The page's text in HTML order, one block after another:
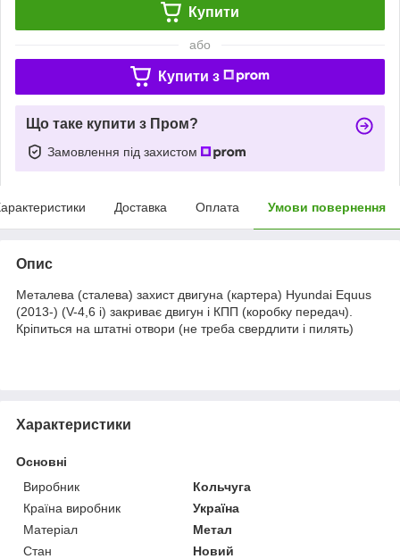
Купити
або
Купити з
Що таке купити з Пром?
Замовлення під захистом
Доставка Оплата Умови повернення
Опис
Металева (сталева) захист двигуна (картера) Hyundai Equus
(2013-) (V-4,6 i) закриває двигун і КПП (коробку передач).
Кріпиться на штатні отвори (не треба свердлити і пилять)
Характеристики
Основні
Виробник
Кольчуга
Країна виробник
Україна
Матеріал
Метал
Стан
Новий